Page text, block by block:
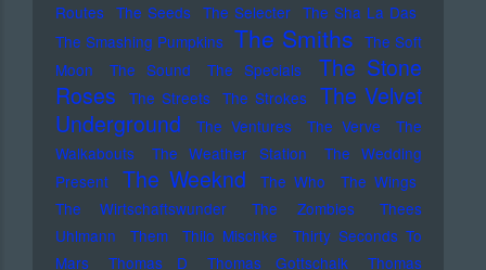
Routes The Seeds The Selecter The Sha La Das
The Smashing Pumpkins The Smiths The Soft
Moon
The Sound The Specials
The Stone
Roses
The Streets The Strokes
The Velvet
Underground
The Ventures The Verve
The
Walkabouts
The Weather Station
The Wedding
Present
The Weeknd The Who
The Wings
The Wirtschaftswunder
The Zombies
Thees
Uhlmann
Them Thilo Mischke
Thirty Seconds To
Mars
Thomas D Thomas Gottschalk
Thomas